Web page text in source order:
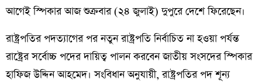
আগেই স্পিকার আজ শুক্রবার (২৪ জুলাই) দুপুরে দেশে ফিরেছেন।
রাষ্ট্রপতির পদত্যাগের পর নতুন রাষ্ট্রপতি নির্বাচিত না হওয়া পর্যন্ত
রাষ্ট্রের সর্বোচ্চ পদের দায়িত্ব পালন করবেন জাতীয় সংসদের স্পিকার
হাফিজ উদ্দিন আহমেদ। সংবিধান অনুযায়ী, রাষ্ট্রপতির পদ শূন্য